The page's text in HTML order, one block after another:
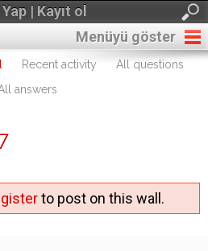
| Kayıt ol
Menüyü göster
Recent activity
All questions
answers
to post on this wall.